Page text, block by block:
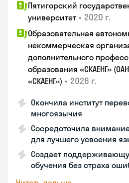
Пятигорский
университет • 2020 г.
Образовательная
некоммерческая
дополнительного
образования «СКАЕНГ»
«СКАЕНГ») • 2026 г.
Окончила институт
многоязычия
Сосредоточила
для лучшего усвоения
Создает
обучения без страха